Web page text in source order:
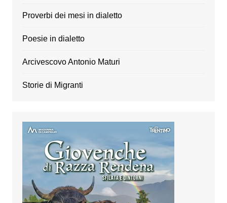
Proverbi dei mesi in dialetto
Poesie in dialetto
Arcivescovo Antonio Maturi
Storie di Migranti